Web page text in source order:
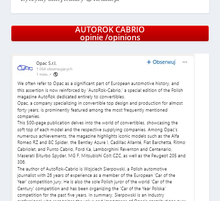
AUTOROK CABRIO
opinie /opinions